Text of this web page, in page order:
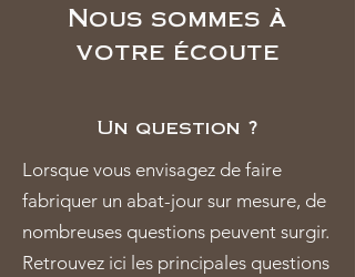
Nous sommes à
votre écoute
Un question ?
Lorsque vous envisagez de faire
fabriquer un abat-jour sur mesure, de
nombreuses questions peuvent surgir.
Retrouvez ici les principales questions